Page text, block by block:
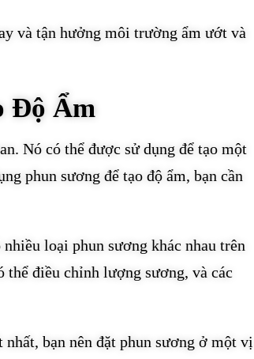
và tận hưởng môi trường ẩm ướt và
Độ Ẩm
Nó có thể được sử dụng để tạo một
phun sương để tạo độ ẩm, bạn cần
loại phun sương khác nhau trên
thể điều chỉnh lượng sương, và các
bạn nên đặt phun sương ở một vị